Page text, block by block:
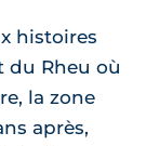
histoires
du Rheu où
la zone
après,